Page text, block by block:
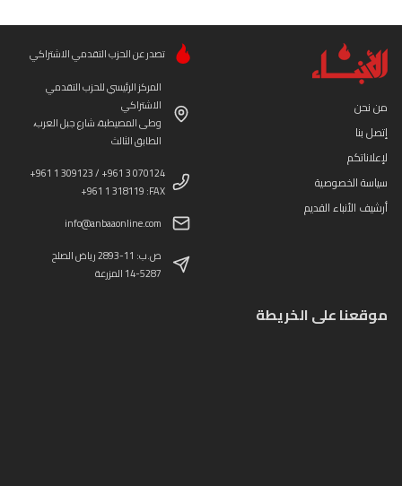
من نحن
إتصل بنا
لإعلاناتكم
سياسة الخصوصية
أرشيف الأنباء القديم
تصدر عن الحزب التقدمي الاشتراكي
المركز الرئيسي للحزب التقدمي
الاشتراكي
وطى المصيطبة، شارع جبل العرب،
الطابق الثالث
+961 1 309123 / +961 3 070124
+961 1 318119 :FAX
info@anbaaonline.com
ص.ب: 11-2893 رياض الصلح
14-5287 المزرعة
موقعنا على الخريطة